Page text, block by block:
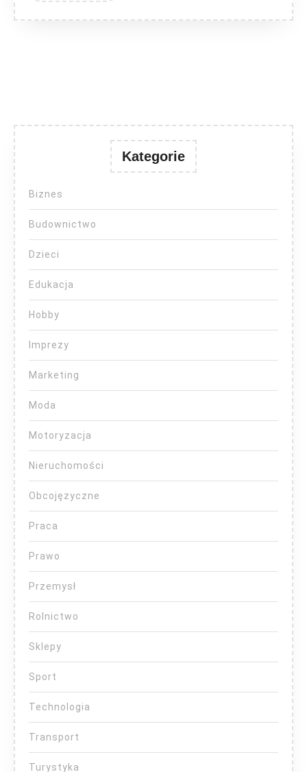
Kategorie
Biznes
Budownictwo
Dzieci
Edukacja
Hobby
Imprezy
Marketing
Moda
Motoryzacja
Nieruchomości
Obcojęzyczne
Praca
Prawo
Przemysł
Rolnictwo
Sklepy
Sport
Technologia
Transport
Turystyka